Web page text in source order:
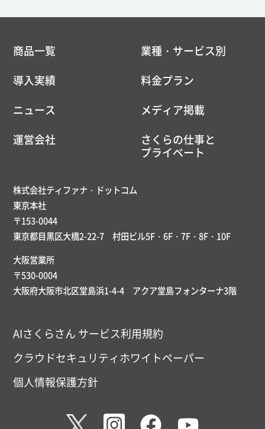
商品一覧
業種・サービス別
導入実績
料金プラン
ニュース
メディア掲載
運営会社
さくらの仕事と
プライベート
株式会社ティファナ・ドットコム
東京本社
〒153-0044
東京都目黒区大橋2-22-7 村田ビル5F・6F・7F・8F・10F
大阪営業所
〒530-0004
大阪府大阪市北区堂島浜1-4-4 アクア堂島フォンターナ3階
AIさくらさん サービス利用規約
クラウドセキュリティホワイトペーパー
個人情報保護方針